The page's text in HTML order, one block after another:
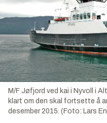
M/F Jøfjord ved kai i Nyvoll i
klart om den skal fortsette å
desember 2015. (Foto: Lars